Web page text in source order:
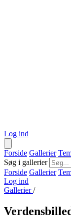
Log ind
Forside Gallerier
Søg i gallerier
Forside Gallerier
Log ind
Gallerier/